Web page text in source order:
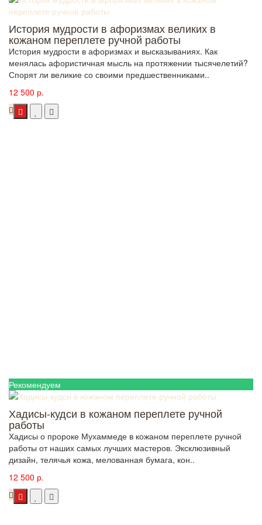
История мудрости в афоризмах великих в
кожаном переплете ручной работы
История мудрости в афоризмах и высказываниях. Как
менялась афористичная мысль на протяжении тысячелетий?
Спорят ли великие со своими предшественниками..
12 500 р.
Рекомендуем
Хадисы-кудси в кожаном переплете ручной
работы
Хадисы о пророке Мухаммеде в кожаном переплете ручной
работы от наших самых лучших мастеров. Эксклюзивный
дизайн, телячья кожа, мелованная бумага, кон..
12 500 р.